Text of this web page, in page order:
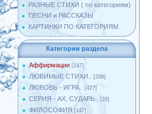
РАЗНЫЕ СТИХИ ( по категориям)
ПЕСНИ и РАССКАЗЫ
КАРТИНКИ ПО КАТЕГОРИЯМ
Категории раздела
Аффирмации [147]
ЛЮБИМЫЕ СТИХИ.. [298]
ЛЮБОВЬ - ИГРА.. [427]
СЕРИЯ - АХ, СУДАРЬ.. [26]
ФИЛОСОФИЯ [147]